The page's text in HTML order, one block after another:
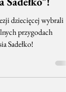
"Co
"Szkolne
Sadełko"!
przygodach
Sadełko!